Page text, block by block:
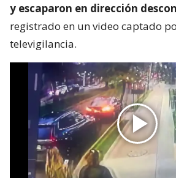
y escaparon en dirección
registrado en un video captado
televigilancia.